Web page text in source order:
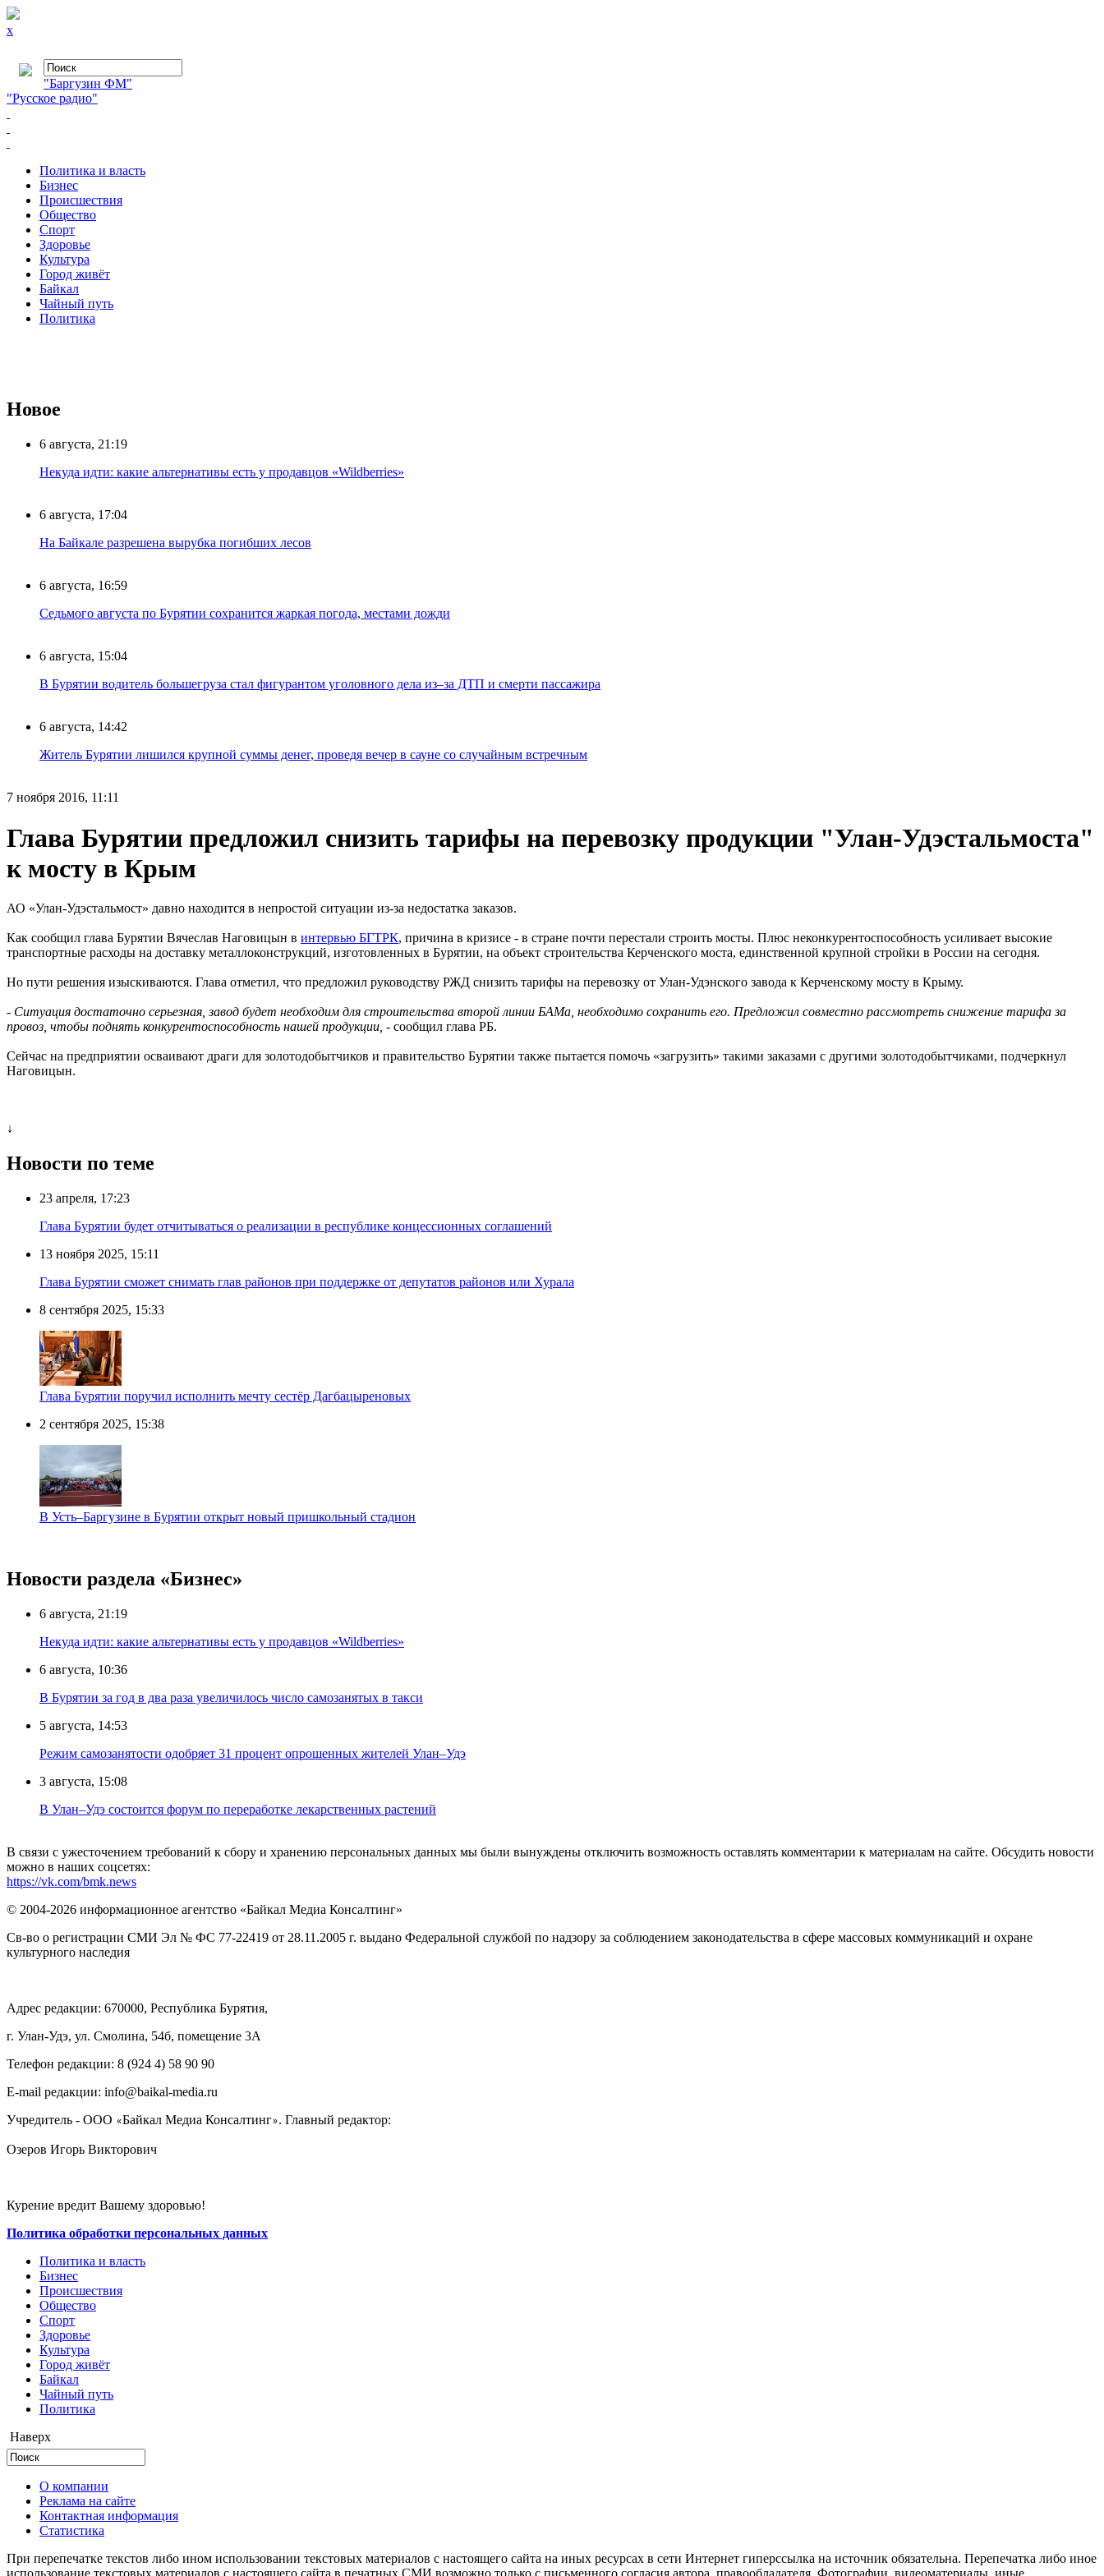
x
"Баргузин ФМ"
"Русское радио"
Политика и власть
Бизнес
Происшествия
Общество
Cпорт
Здоровье
Культура
Город живёт
Байкал
Чайный путь
Политика
Новое
6 августа, 21:19
Некуда идти: какие альтернативы есть у продавцов «Wildberries»
6 августа, 17:04
На Байкале разрешена вырубка погибших лесов
6 августа, 16:59
Седьмого августа по Бурятии сохранится жаркая погода, местами дожди
6 августа, 15:04
В Бурятии водитель большегруза стал фигурантом уголовного дела из–за ДТП и смерти пассажира
6 августа, 14:42
Житель Бурятии лишился крупной суммы денег, проведя вечер в сауне со случайным встречным
7 ноября 2016, 11:11
Глава Бурятии предложил снизить тарифы на перевозку продукции "Улан-Удэстальмоста"
к мосту в Крым
АО «Улан-Удэстальмост» давно находится в непростой ситуации из-за недостатка заказов.
Как сообщил глава Бурятии Вячеслав Наговицын в интервью БГТРК, причина в кризисе - в стране почти перестали строить мосты. Плюс неконкурентоспособность усиливает высокие
транспортные расходы на доставку металлоконструкций, изготовленных в Бурятии, на объект строительства Керченского моста, единственной крупной стройки в России на сегодня.
Но пути решения изыскиваются. Глава отметил, что предложил руководству РЖД снизить тарифы на перевозку от Улан-Удэнского завода к Керченскому мосту в Крыму.
- Ситуация достаточно серьезная, завод будет необходим для строительства второй линии БАМа, необходимо сохранить его. Предложил совместно рассмотреть снижение тарифа за
провоз, чтобы поднять конкурентоспособность нашей продукции, - сообщил глава РБ.
Сейчас на предприятии осваивают драги для золотодобытчиков и правительство Бурятии также пытается помочь «загрузить» такими заказами с другими золотодобытчиками, подчеркнул
Наговицын.
↓
Новости по теме
23 апреля, 17:23
Глава Бурятии будет отчитываться о реализации в республике концессионных соглашений
13 ноября 2025, 15:11
Глава Бурятии сможет снимать глав районов при поддержке от депутатов районов или Хурала
8 сентября 2025, 15:33
Глава Бурятии поручил исполнить мечту сестёр Дагбацыреновых
2 сентября 2025, 15:38
В Усть–Баргузине в Бурятии открыт новый пришкольный стадион
Новости раздела «Бизнес»
6 августа, 21:19
Некуда идти: какие альтернативы есть у продавцов «Wildberries»
6 августа, 10:36
В Бурятии за год в два раза увеличилось число самозанятых в такси
5 августа, 14:53
Режим самозанятости одобряет 31 процент опрошенных жителей Улан–Удэ
3 августа, 15:08
В Улан–Удэ состоится форум по переработке лекарственных растений
В связи с ужесточением требований к сбору и хранению персональных данных мы были вынуждены отключить возможность оставлять комментарии к материалам на сайте. Обсудить новости
можно в наших соцсетях:
https://vk.com/bmk.news
© 2004-2026 информационное агентство «Байкал Медиа Консалтинг»
Св-во о регистрации СМИ Эл № ФС 77-22419 от 28.11.2005 г. выдано Федеральной службой по надзору за соблюдением законодательства в сфере массовых коммуникаций и охране
культурного наследия
Адрес редакции: 670000, Республика Бурятия,
г. Улан-Удэ, ул. Смолина, 54б, помещение 3А
Телефон редакции: ‎‎8 (924 4) 58 90 90
E-mail редакции: info@baikal-media.ru
Учредитель - ООО «Байкал Медиа Консалтинг». Главный редактор:
Озеров Игорь Викторович
Курение вредит Вашему здоровью!
Политика обработки персональных данных
Политика и власть
Бизнес
Происшествия
Общество
Cпорт
Здоровье
Культура
Город живёт
Байкал
Чайный путь
Политика
Наверх
О компании
Реклама на сайте
Контактная информация
Статистика
При перепечатке текстов либо ином использовании текстовых материалов с настоящего сайта на иных ресурсах в сети Интернет гиперссылка на источник обязательна. Перепечатка либо иное